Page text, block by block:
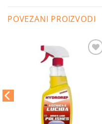
POVEZANI PROIZVODI